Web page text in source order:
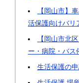
【岡山市】
活保護向けバリ
【岡山市北
ー・病院・バス
生活保護の